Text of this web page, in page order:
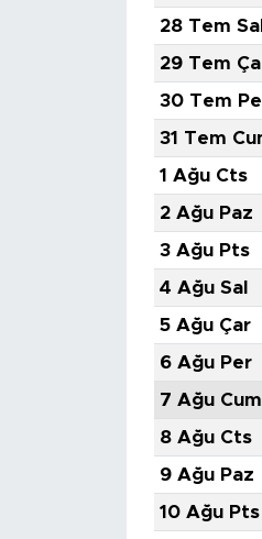
28 Tem Sal
29 Tem
30 Tem
31 Tem
1 Ağu Cts
2 Ağu Paz
3 Ağu Pts
4 Ağu Sal
5 Ağu Çar
6 Ağu Per
7 Ağu Cum
8 Ağu Cts
9 Ağu Paz
10 Ağu Pts